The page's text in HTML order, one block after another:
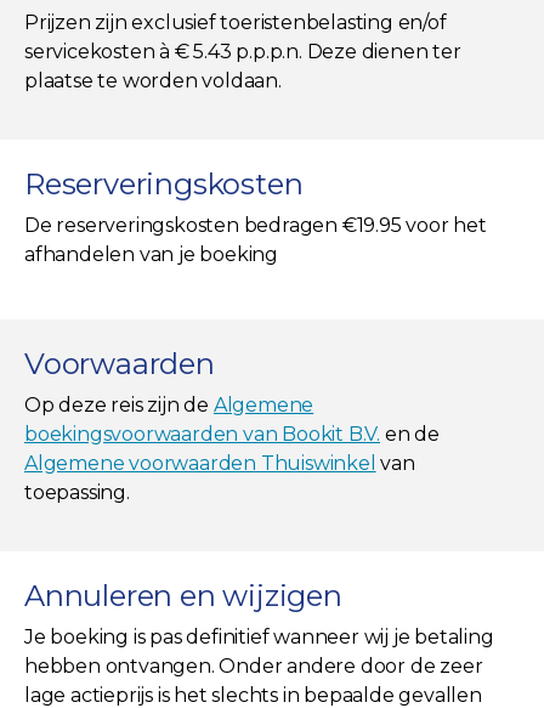
Prijzen zijn exclusief toeristenbelasting en/of
servicekosten à € 5.43 p.p.p.n. Deze dienen ter
plaatse te worden voldaan.
Reserveringskosten
De reserveringskosten bedragen €19.95 voor het
afhandelen van je boeking
Voorwaarden
Op deze reis zijn de Algemene
boekingsvoorwaarden van Bookit B.V. en de
Algemene voorwaarden Thuiswinkel van
toepassing.
Annuleren en wijzigen
Je boeking is pas definitief wanneer wij je betaling
hebben ontvangen. Onder andere door de zeer
lage actieprijs is het slechts in bepaalde gevallen